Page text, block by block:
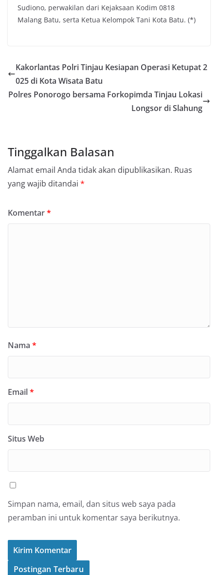
Sudiono, perwakilan dari Kejaksaan Kodim 0818
Malang Batu, serta Ketua Kelompok Tani Kota Batu. (*)
Kakorlantas Polri Tinjau Kesiapan Operasi Ketupat 2
025 di Kota Wisata Batu
Polres Ponorogo bersama Forkopimda Tinjau Lokasi
Longsor di Slahung
Tinggalkan Balasan
Alamat email Anda tidak akan dipublikasikan. Ruas
yang wajib ditandai *
Komentar*
Nama *
Email*
Situs Web
Simpan nama, email, dan situs web saya pada
peramban ini untuk komentar saya berikutnya.
Postingan Terbaru